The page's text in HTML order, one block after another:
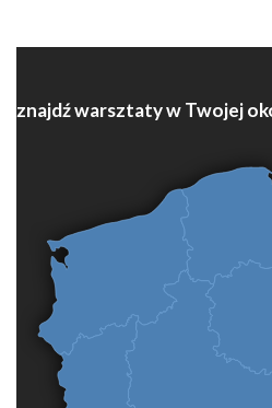
znajdź warsztaty w Twojej